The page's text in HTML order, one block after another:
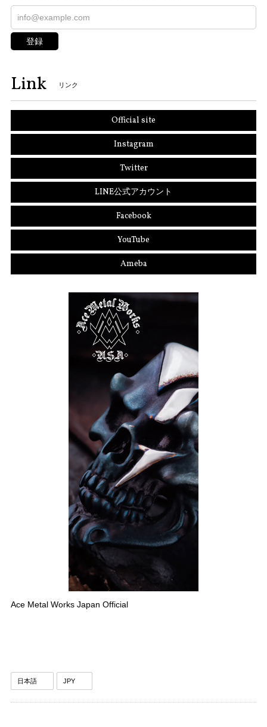
登録
Link リンク
Official site
Instagram
Twitter
LINE公式アカウント
Facebook
YouTube
Ameba
Ace Metal Works Japan Official